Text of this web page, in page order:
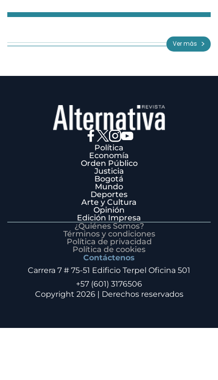
3
Ver más
Política
Economía
Orden Público
Justicia
Bogotá
Mundo
Deportes
Arte y Cultura
Opinión
Edición Impresa
¿Quiénes Somos?
Términos y condiciones
Política de privacidad
Política de cookies
Contáctenos
Carrera 7 # 75-51 Edificio Terpel Oficina 501
+57 (601) 3176506
Copyright 2026 | Derechos reservados